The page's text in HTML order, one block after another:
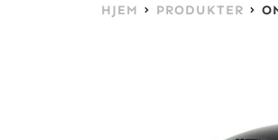
HJEM PRODUKTER